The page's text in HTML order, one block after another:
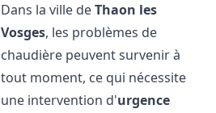
Dans la ville deThaon les
Vosges, les problèmes de
chaudière peuvent survenir à
tout moment, ce qui nécessite
une intervention d'urgence